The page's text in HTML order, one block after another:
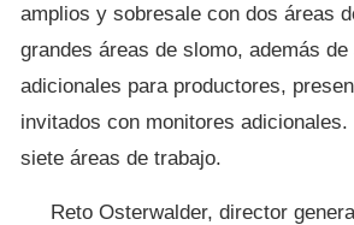
amplios y sobresale con dos áreas
grandes áreas de slomo, además
adicionales para productores,
invitados con monitores
siete áreas de trabajo.
Reto Osterwalder, director